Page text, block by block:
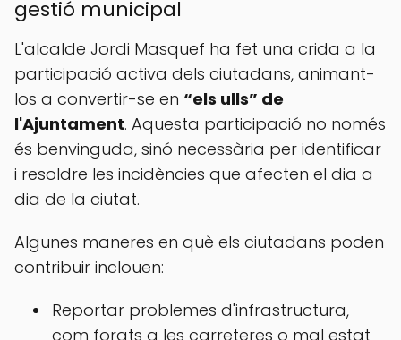
gestió municipal
L'alcalde Jordi Masquef ha fet una crida a la
participació activa dels ciutadans, animant-
los a convertir-se en “els ulls” de
l'Ajuntament. Aquesta participació no només
és benvinguda, sinó necessària per identificar
i resoldre les incidències que afecten el dia a
dia de la ciutat.
Algunes maneres en què els ciutadans poden
contribuir inclouen:
Reportar problemes d'infrastructura,
com forats a les carreteres o mal estat